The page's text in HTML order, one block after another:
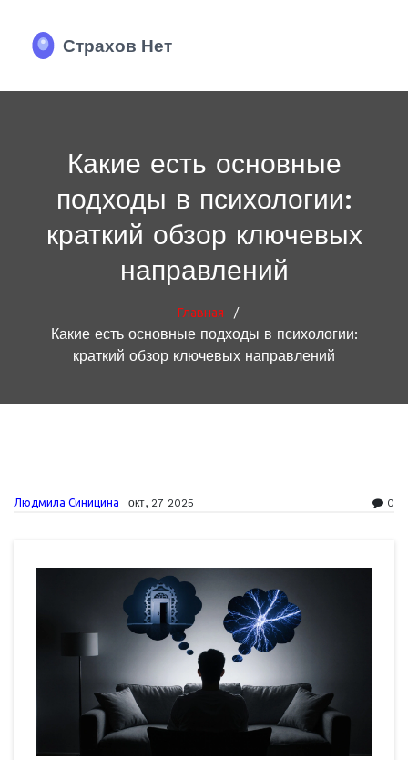
Какие есть основные
подходы в психологии:
краткий обзор ключевых
направлений
Главная
/
Какие есть основные подходы в психологии:
краткий обзор ключевых направлений
Людмила Синицина окт, 27 2025 0